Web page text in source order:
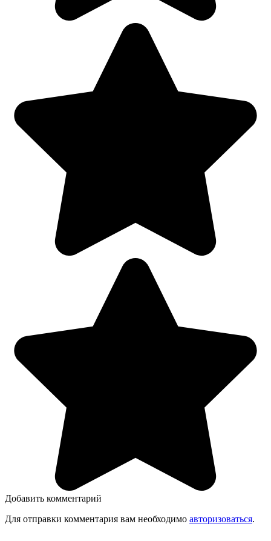
Добавить комментарий
Для отправки комментария вам необходимо авторизоваться.